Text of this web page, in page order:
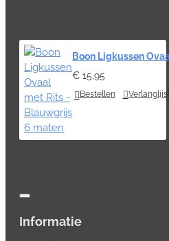
Boon Ligkussen
€ 15,95
Bestellen Verlanglijst
Informatie